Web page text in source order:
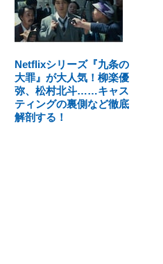
Netflixシリーズ『九条の
大罪』が大人気！柳楽優
弥、松村北斗……キャス
ティングの裏側など徹底
解剖する！